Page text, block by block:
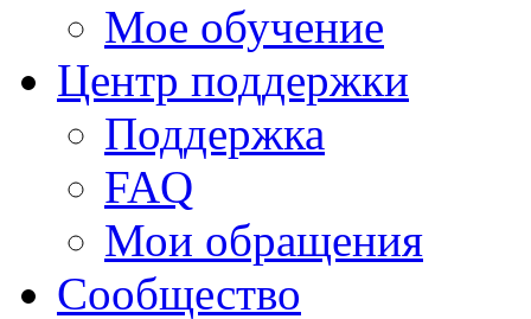
Мое обучение
Центр поддержки
Поддержка
FAQ
Мои обращения
Сообщество